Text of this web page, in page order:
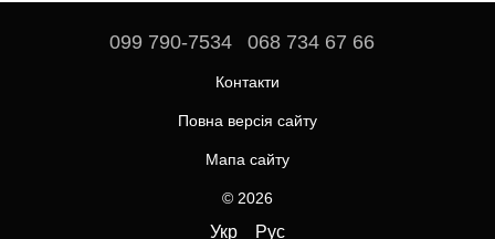
099 790-7534 068 734 67 66
Контакти
Повна версія сайту
Мапа сайту
© 2026
Укр Рус